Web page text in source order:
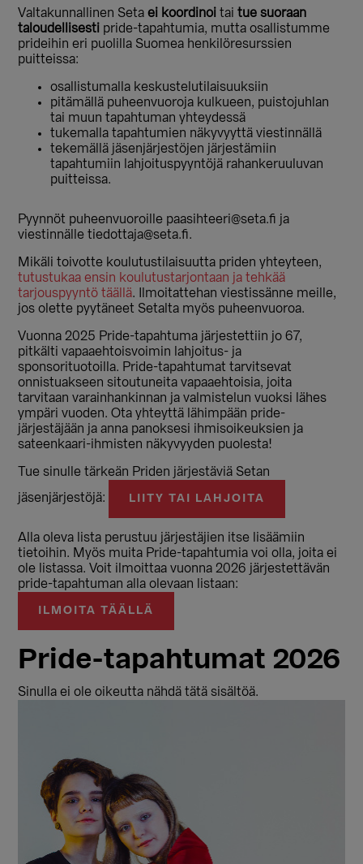
Valtakunnallinen Setaei koordinoi taitue suoraan
taloudellisesti pride-tapahtumia, mutta osallistumme
prideihin eri puolilla Suomea henkilöresurssien
puitteissa:
osallistumalla keskustelutilaisuuksiin
pitämällä puheenvuoroja kulkueen, puistojuhlan
tai muun tapahtuman yhteydessä
tukemalla tapahtumien näkyvyyttä viestinnällä
tekemällä jäsenjärjestöjen järjestämiin
tapahtumiin lahjoituspyyntöjä rahankeruuluvan
puitteissa.
Pyynnöt puheenvuoroille paasihteeri@seta.fi ja
viestinnälle tiedottaja@seta.fi.
Mikäli toivotte koulutustilaisuutta priden yhteyteen,
tutustukaa ensin koulutustarjontaan ja tehkää
tarjouspyyntö täällä. Ilmoitattehan viestissänne meille,
jos olette pyytäneet Setalta myös puheenvuoroa.
Vuonna 2025 Pride-tapahtuma järjestettiin jo 67,
pitkälti vapaaehtoisvoimin lahjoitus- ja
sponsorituotoilla. Pride-tapahtumat tarvitsevat
onnistuakseen sitoutuneita vapaaehtoisia, joita
tarvitaan varainhankinnan ja valmistelun vuoksi lähes
ympäri vuoden. Ota yhteyttä lähimpään pride-
järjestäjään ja anna panoksesi ihmisoikeuksien ja
sateenkaari-ihmisten näkyvyyden puolesta!
Tue sinulle tärkeän Priden järjestäviä Setan
jäsenjärjestöjä:
LIITY TAI LAHJOITA
Alla oleva lista perustuu järjestäjien itse lisäämiin
tietoihin. Myös muita Pride-tapahtumia voi olla, joita ei
ole listassa. Voit ilmoittaa vuonna 2026 järjestettävän
pride-tapahtuman alla olevaan listaan:
ILMOITA TÄÄLLÄ
Pride-tapahtumat 2026
Sinulla ei ole oikeutta nähdä tätä sisältöä.